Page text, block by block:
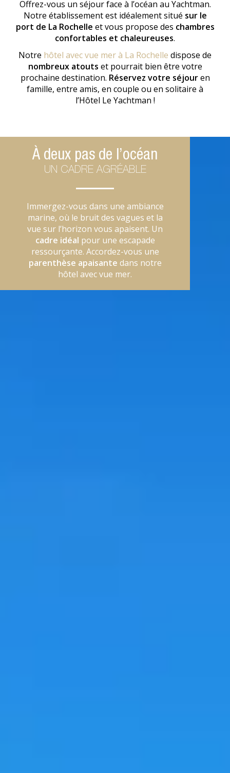
Offrez-vous un séjour face à l’océan au Yachtman.
Notre établissement est idéalement situé sur le
port de La Rochelle et vous propose des chambres
confortables et chaleureuses.
Notre hôtel avec vue mer à La Rochelle dispose de
nombreux atouts et pourrait bien être votre
prochaine destination. Réservez votre séjouren
famille, entre amis, en couple ou en solitaire à
l’Hôtel Le Yachtman !
À deux pas de l’océan
UN CADRE AGRÉABLE
Immergez-vous dans une ambiance
marine, où le bruit des vagues et la
vue sur l’horizon vous apaisent. Un
cadre idéal pour une escapade
ressourçante. Accordez-vous une
parenthèse apaisante dans notre
hôtel avec vue mer.